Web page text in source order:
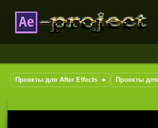
Проекты для After Effects Проекты